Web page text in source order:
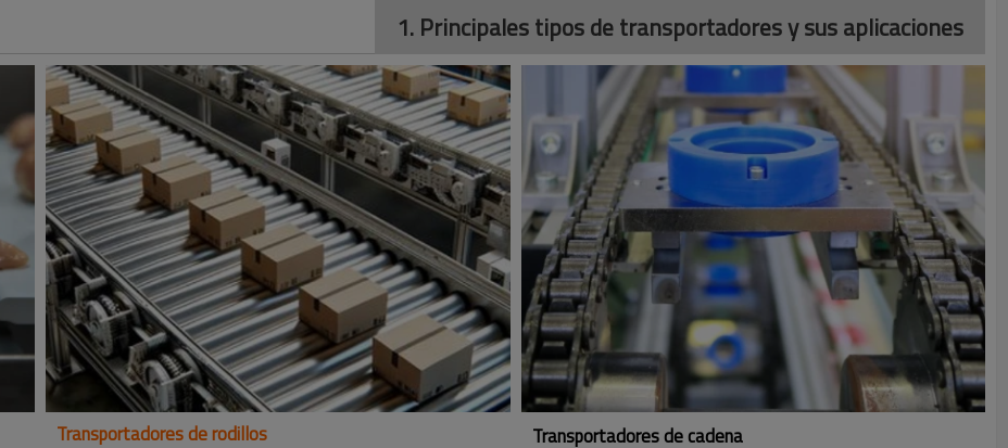
1. Principales tipos de transportadores y sus aplicaciones
Transportadores de rodillos Transportadores de cadena